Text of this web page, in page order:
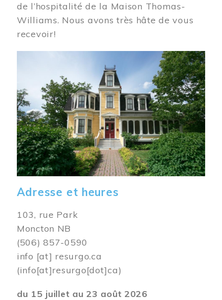
de l’hospitalité de la Maison Thomas-
Williams. Nous avons très hâte de vous
recevoir!
Adresse et heures
103, rue Park
Moncton NB
(506) 857-0590
info [at] resurgo.ca
(info[at]resurgo[dot]ca)
du 15 juillet au 23 août 2026